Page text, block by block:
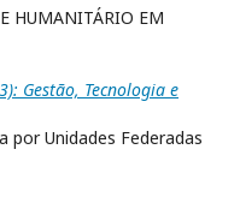
HUMANITÁRIO EM
Gestão, Tecnologia e
por Unidades Federadas